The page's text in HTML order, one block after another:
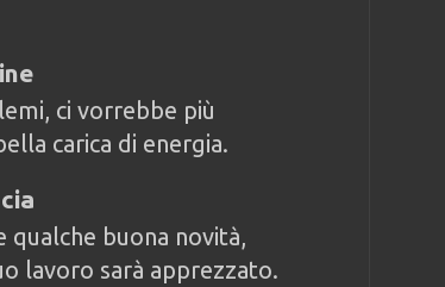
ci vorrebbe più
carica di energia.
qualche buona novità,
lavoro sarà apprezzato.